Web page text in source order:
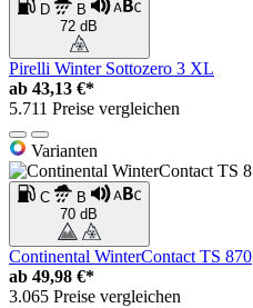
D
B
72 dB
Pirelli Winter Sottozero 3 XL
ab 43,13 €*
5.711 Preise vergleichen
Varianten
C
B
70 dB
Continental WinterContact TS 870
ab 49,98 €*
3.065 Preise vergleichen